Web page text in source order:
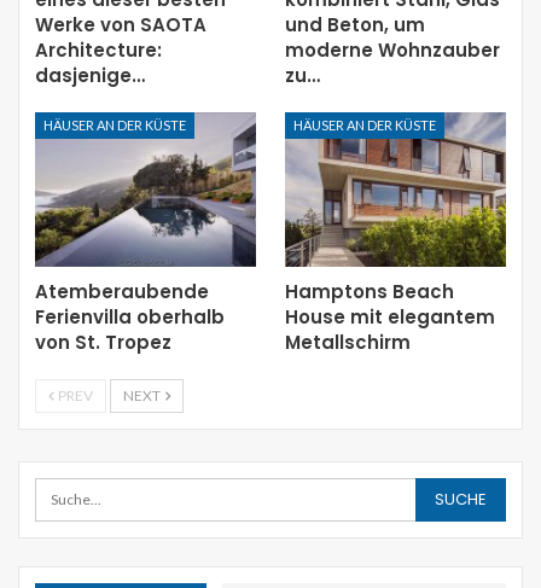
Werke von SAOTA
Architecture:
dasjenige…
und Beton, um
moderne Wohnzauber
zu…
HÄUSER AN DER KÜSTE
Atemberaubende
Ferienvilla oberhalb
von St. Tropez
HÄUSER AN DER KÜSTE
Hamptons Beach
House mit elegantem
Metallschirm
PREV NEXT